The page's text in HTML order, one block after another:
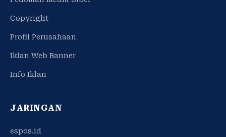
Copyright
Profil Perusahaan
Iklan Web Banner
Info Iklan
JARINGAN
espos.id